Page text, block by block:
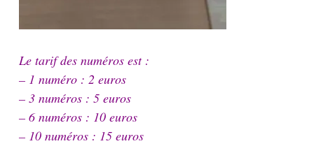
Le tarif des numéros est :
– 1 numéro : 2 euros
– 3 numéros : 5 euros
– 6 numéros : 10 euros
– 10 numéros : 15 euros